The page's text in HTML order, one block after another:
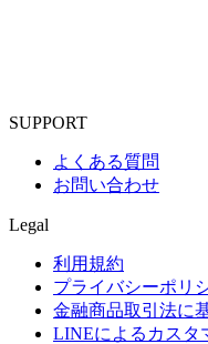
SUPPORT
よくある質問
お問い合わせ
Legal
利用規約
プライバシーポリ
金融商品取引法に
LINEによるカスタ